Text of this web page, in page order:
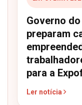
Governo
preparam
para a
Ler notícia